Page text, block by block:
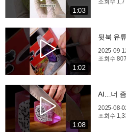
1:03
조회수
1:02
뒷북 유
2025-09-
조회수
1:08
AI…너
2025-08-
조회수